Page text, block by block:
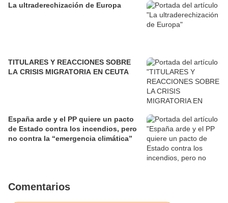
La ultraderechización de Europa
TITULARES Y REACCIONES SOBRE
LA CRISIS MIGRATORIA EN CEUTA
España arde y el PP quiere un pacto
de Estado contra los incendios, pero
no contra la “emergencia climática”
Comentarios